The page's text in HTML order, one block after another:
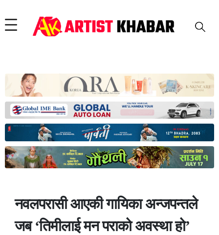
नवलपरासी आएकी गायिका अन्जपन्तले
जब ‘तिमीलाई मन पराको अवस्था हो’